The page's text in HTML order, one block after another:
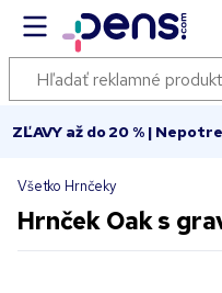
ZĽAVY až do 20 % |
Všetko Hrnčeky
Hrnček Oak s